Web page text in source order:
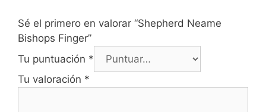
Sé el primero en valorar “Shepherd Neame
Bishops Finger”
Tu puntuación *
Tu valoración *